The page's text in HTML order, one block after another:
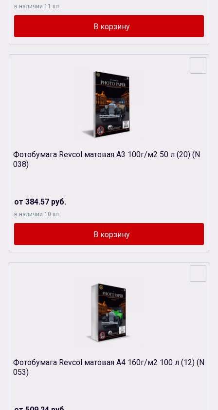
в наличии 11 шт.
Фотобумага Revcol матовая А3 100г/м2 50 л (20) (N
038)
от 384.57 руб.
в наличии 10 шт.
Фотобумага Revcol матовая А4 160г/м2 100 л (12) (N
053)